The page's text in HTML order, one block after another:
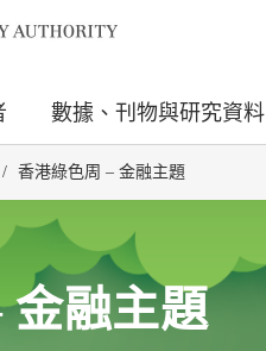
數據、刊物與研究資料
/ 香港綠色周 – 金融主題
金融主題